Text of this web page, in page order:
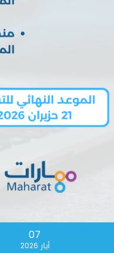
07
أيار 2026